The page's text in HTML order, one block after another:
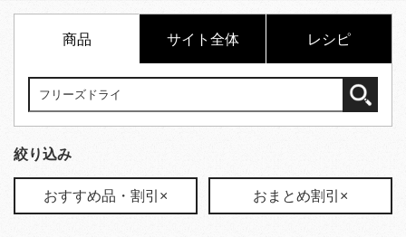
商品 サイト全体 レシピ
絞り込み
おすすめ品・割引× おまとめ割引×